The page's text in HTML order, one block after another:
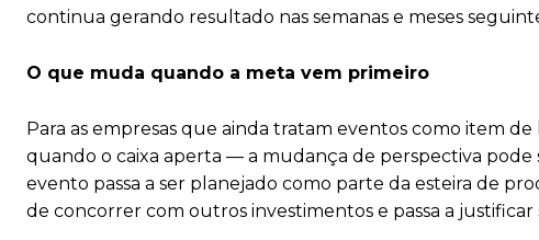
continua gerando resultado nas semanas e meses
O que muda quando a meta vem primeiro
Para as empresas que ainda tratam eventos como item
quando o caixa aperta — a mudança de perspectiva pode
evento passa a ser planejado como parte da esteira de
de concorrer com outros investimentos e passa a